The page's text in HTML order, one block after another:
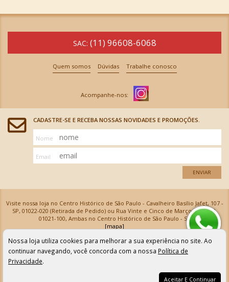
SAC: (11) 96608-6068
Quem somos Dúvidas Trabalhe conosco
CADASTRE-SE E RECEBA NOSSAS NOVIDADES E PROMOÇÕES.
Nome
Email
ENVIAR
Visite nossa loja no Centro Histórico de São Paulo - Cavalheiro Basílio Jafet, 107 -
SP, 01022-020 (Retirada de Pedido) ou Rua Vinte e Cinco de Março, 576 - SP,
01021-100, Ambas no Centro Histórico de São Paulo - SP
[mapa]
Armarinhos Santa Cecília Ltda | CNPJ: 61.069.639/0001-18
Os preços e as condições de pagamento apresentadas na loja virtual não valem para nossa loja física e
podem sofrer alterações sem aviso prévio. Vendas com cartão de crédito sujeitas a análise e
confirmação de dados.
Nossa loja utiliza cookies para melhorar a sua experiência no site. Ao
continuar navegando, você concorda com a nossa Política de
Privacidade.
Aceitar E Continuar